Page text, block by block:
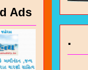
.
Ads